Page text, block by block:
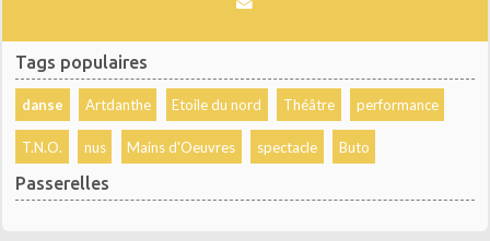
Tags populaires
danse Artdanthe Etoile du nord Théâtre performance
T.N.O. nus Mains d'Oeuvres spectacle Buto
Passerelles